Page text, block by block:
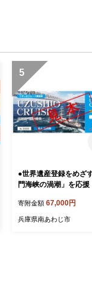
美味しい おいしい ギ
5
●世界遺産登録をめざ
門海峡の渦潮」を応援
ズ乗船」無料招待券１
（１０回分）
寄附金額 67,000円
兵庫県南あわじ市